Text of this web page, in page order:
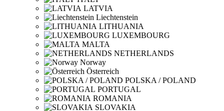
LATVIA
Liechtenstein
LITHUANIA
LUXEMBOURG
MALTA
NETHERLANDS
Norway
Österreich
POLSKA / POLAND
PORTUGAL
ROMANIA
SLOVAKIA